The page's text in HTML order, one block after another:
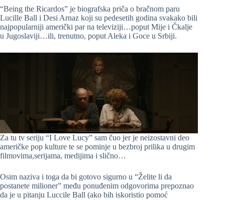
“Being the Ricardos” je biografska priča o bračnom paru
Lucille Ball i Desi Arnaz koji su pedesetih godina svakako bili
najpopularniji američki par na televiziji…poput Mije i Čkalje
u Jugoslaviji…ili, trenutno, poput Aleka i Goce u Srbiji.
Za tu tv seriju “I Love Lucy” sam čuo jer je neizostavni deo
američke pop kulture te se pominje u bezbroj prilika u drugim
filmovima,serijama, medijima i slično…
Osim naziva i toga da bi gotovo sigurno u “Želite li da
postanete milioner” među ponuđenim odgovorima prepoznao
da je u pitanju Luccile Ball (ako bih iskoristio pomoć